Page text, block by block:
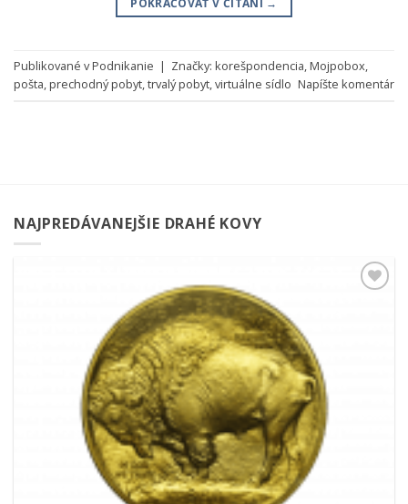
Publikované vPodnikanie | Značky: korešpondencia,Mojpobox,
pošta,prechodný pobyt,trvalý pobyt,virtuálne sídlo Napíšte komentár
NAJPREDÁVANEJŠIE DRAHÉ KOVY